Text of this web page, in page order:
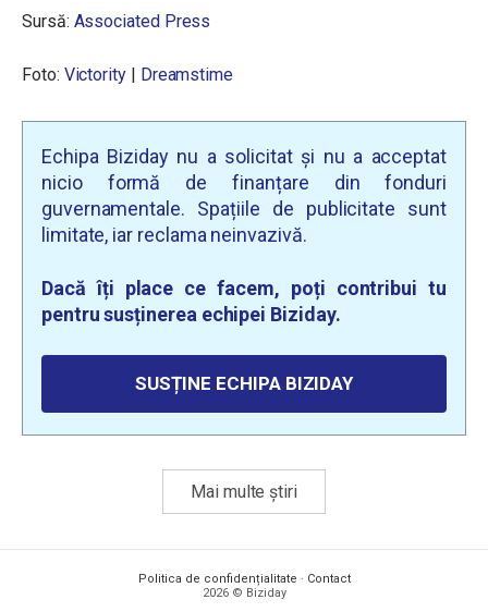
Sursă: Associated Press
Foto: Victority| Dreamstime
Echipa Biziday nu a solicitat și nu a acceptat
nicio formă de finanțare din fonduri
guvernamentale. Spațiile de publicitate sunt
limitate, iar reclama neinvazivă.
Dacă îți place ce facem, poți contribui tu
pentru susținerea echipei Biziday.
SUSȚINE ECHIPA BIZIDAY
Mai multe știri
Politica de confidențialitate · Contact
2026 © Biziday